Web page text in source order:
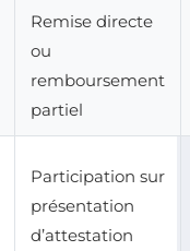
Remise directe
ou
remboursement
partiel
Participation sur
présentation
d’attestation